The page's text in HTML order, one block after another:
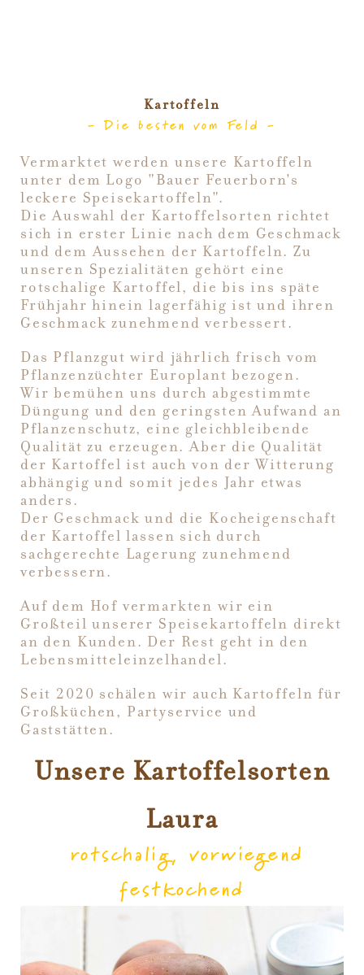
Kartoffeln
Die besten vom Feld
Vermarktet werden unsere Kartoffeln
unter dem Logo "Bauer Feuerborn's
leckere Speisekartoffeln".
Die Auswahl der Kartoffelsorten richtet
sich in erster Linie nach dem Geschmack
und dem Aussehen der Kartoffeln. Zu
unseren Spezialitäten gehört eine
rotschalige Kartoffel, die bis ins späte
Frühjahr hinein lagerfähig ist und ihren
Geschmack zunehmend verbessert.
Das Pflanzgut wird jährlich frisch vom
Pflanzenzüchter Europlant bezogen.
Wir bemühen uns durch abgestimmte
Düngung und den geringsten Aufwand an
Pflanzenschutz, eine gleichbleibende
Qualität zu erzeugen. Aber die Qualität
der Kartoffel ist auch von der Witterung
abhängig und somit jedes Jahr etwas
anders.
Der Geschmack und die Kocheigenschaft
der Kartoffel lassen sich durch
sachgerechte Lagerung zunehmend
verbessern.
Auf dem Hof vermarkten wir ein
Großteil unserer Speisekartoffeln direkt
an den Kunden. Der Rest geht in den
Lebensmitteleinzelhandel.
Seit 2020 schälen wir auch Kartoffeln für
Großküchen, Partyservice und
Gaststätten.
Unsere Kartoffelsorten
Laura
rotschalig, vorwiegend
festkochend